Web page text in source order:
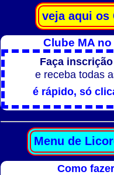
Clube MA
Faça inscrição
e receba todas
é rápido, só
Como